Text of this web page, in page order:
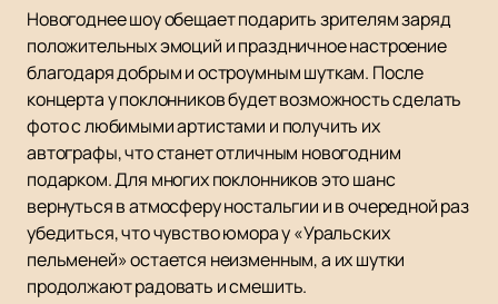
Новогоднее шоу обещает подарить зрителям заряд
положительных эмоций и праздничное настроение
благодаря добрым и остроумным шуткам. После
концерта у поклонников будет возможность сделать
фото с любимыми артистами и получить их
автографы, что станет отличным новогодним
подарком. Для многих поклонников это шанс
вернуться в атмосферу ностальгии и в очередной раз
убедиться, что чувство юмора у «Уральских
пельменей» остается неизменным, а их шутки
продолжают радовать и смешить.